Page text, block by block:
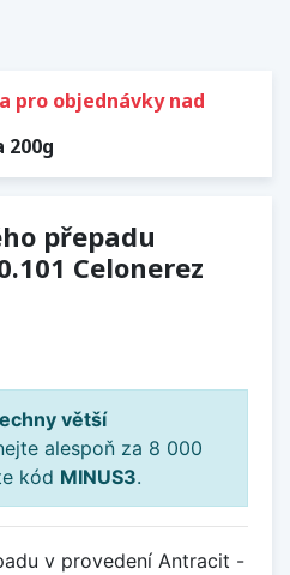
pro objednávky nad
200g
přepadu
Celonerez
větší
alespoň za 8 000
kód MINUS3.
v provedení Antracit -